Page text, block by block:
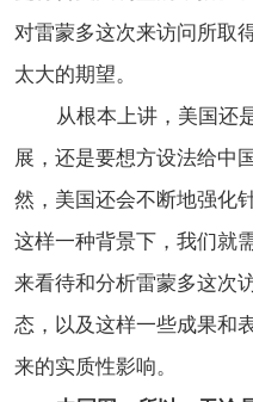
对雷蒙多这次来访问所取
太大的期望。
从根本上讲，美国还是
展，还是要想方设法给中
然，美国还会不断地强化
这样一种背景下，我们就
来看待和分析雷蒙多这次
态，以及这样一些成果和
来的实质性影响。